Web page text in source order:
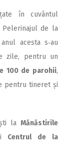
în cuvântul
de la
acesta s‑au
zile, pentru un
100 de parohii,
pentru tineret și
la Mănăstirile
Centrul de la